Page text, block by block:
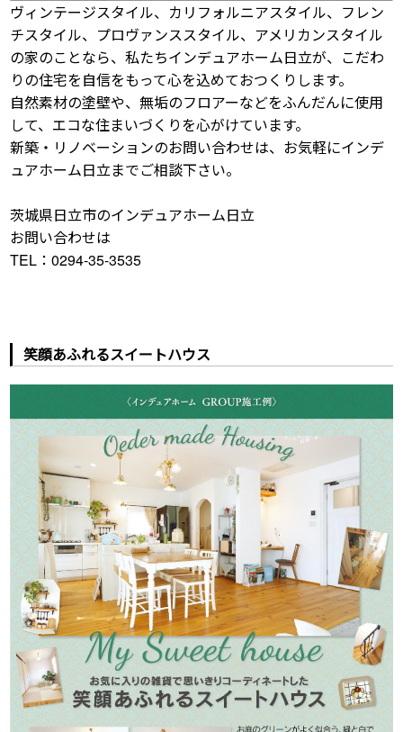
ヴィンテージスタイル、カリフォルニアスタイル、フレン
チスタイル、プロヴァンススタイル、アメリカンスタイル
の家のことなら、私たちインデュアホーム日立が、こだわ
りの住宅を自信をもって心を込めておつくりします。
自然素材の塗壁や、無垢のフロアーなどをふんだんに使用
して、エコな住まいづくりを心がけています。
新築・リノベーションのお問い合わせは、お気軽にインデ
ュアホーム日立までご相談下さい。
茨城県日立市のインデュアホーム日立
お問い合わせは
TEL：0294-35-3535
笑顔あふれるスイートハウス